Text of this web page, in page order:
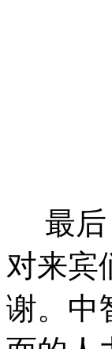
最
对来宾
谢。中